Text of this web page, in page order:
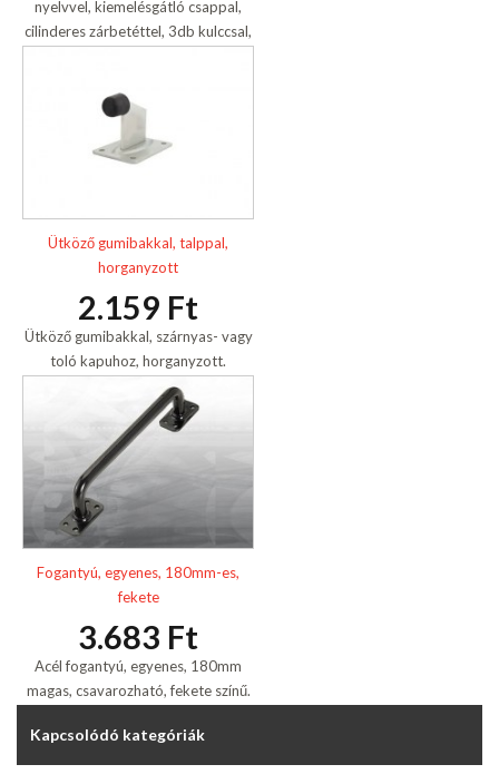
nyelvvel, kiemelésgátló csappal,
cilinderes zárbetéttel, 3db kulccsal,
Ütköző gumibakkal, talppal,
horganyzott
2.159 Ft
Ütköző gumibakkal, szárnyas- vagy
toló kapuhoz, horganyzott.
Fogantyú, egyenes, 180mm-es,
fekete
3.683 Ft
Acél fogantyú, egyenes, 180mm
magas, csavarozható, fekete színű.
Kapcsolódó kategóriák